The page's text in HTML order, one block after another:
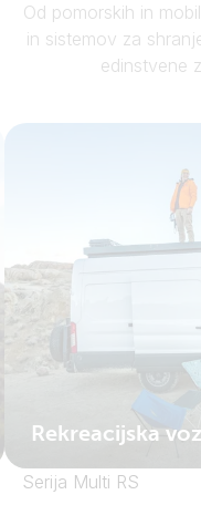
Od pomorskih in
in sistemov za
edinstvene
Rekreacijska
Serija Multi RS